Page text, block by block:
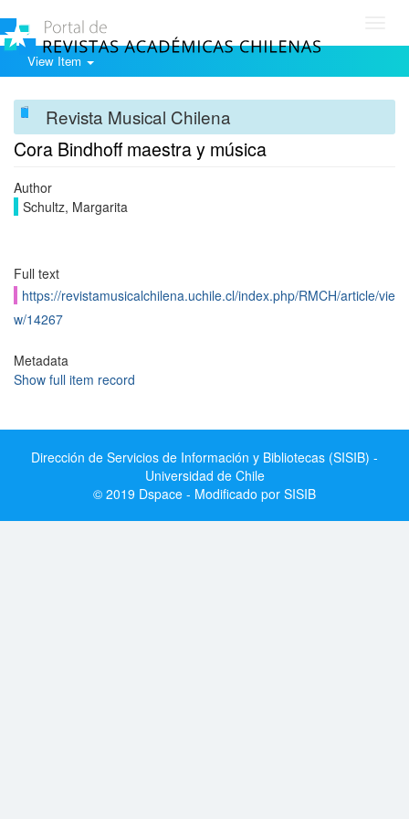
View Item
Revista Musical Chilena
Cora Bindhoff maestra y música
Author
Schultz, Margarita
Full text
https://revistamusicalchilena.uchile.cl/index.php/RMCH/article/vie
w/14267
Metadata
Show full item record
Dirección de Servicios de Información y Bibliotecas (SISIB) -
Universidad de Chile
© 2019 Dspace - Modificado por SISIB